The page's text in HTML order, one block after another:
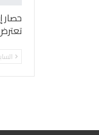
حصار